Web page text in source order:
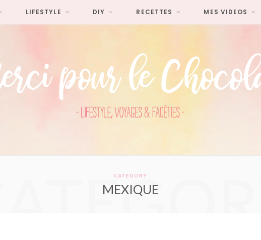
LIFESTYLE DIY RECETTES MES VIDEOS
CATEGORY
MEXIQUE
CATEGORY